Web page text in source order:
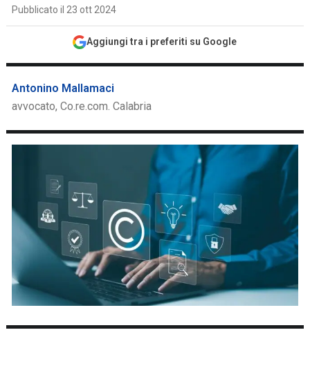
Pubblicato il 23 ott 2024
Aggiungi tra i preferiti su Google
Antonino Mallamaci
avvocato, Co.re.com. Calabria